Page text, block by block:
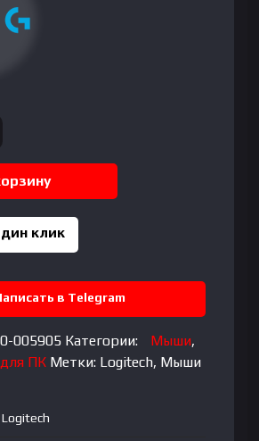
клик
в Telegram
005905 Категории: Мыши,
ПК Метки: Logitech, Мыши